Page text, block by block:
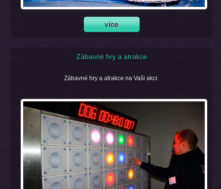
Zábavné hry a atrakce
Zábavné hry a atrakce na Vaši akci.